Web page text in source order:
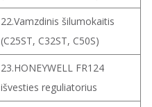
22.Vamzdinis šilumokaitis
(C25ST, C32ST, C50S)
23.HONEYWELL FR124
išvesties reguliatorius